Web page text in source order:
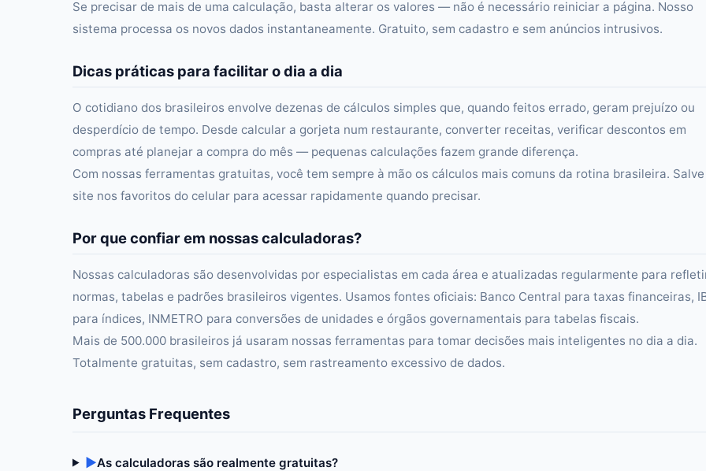
Se precisar de mais de uma calculação, basta alterar os valores — não é necessário reiniciar a página. Nosso
sistema processa os novos dados instantaneamente. Gratuito, sem cadastro e sem anúncios intrusivos.
Dicas práticas para facilitar o dia a dia
O cotidiano dos brasileiros envolve dezenas de cálculos simples que, quando feitos errado, geram prejuízo ou
desperdício de tempo. Desde calcular a gorjeta num restaurante, converter receitas, verificar descontos em
compras até planejar a compra do mês — pequenas calculações fazem grande diferença.
Com nossas ferramentas gratuitas, você tem sempre à mão os cálculos mais comuns da rotina brasileira.
site nos favoritos do celular para acessar rapidamente quando precisar.
Por que confiar em nossas calculadoras?
Nossas calculadoras são desenvolvidas por especialistas em cada área e atualizadas regularmente para
normas, tabelas e padrões brasileiros vigentes. Usamos fontes oficiais: Banco Central para taxas financeiras,
para índices, INMETRO para conversões de unidades e órgãos governamentais para tabelas fiscais.
Mais de 500.000 brasileiros já usaram nossas ferramentas para tomar decisões mais inteligentes no dia a dia.
Totalmente gratuitas, sem cadastro, sem rastreamento excessivo de dados.
Perguntas Frequentes
▶As calculadoras são realmente gratuitas?